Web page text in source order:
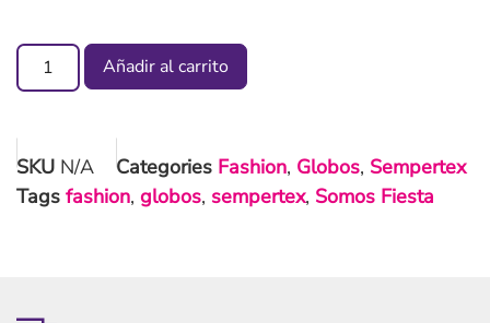
Añadir al carrito
SKU N/A Categories Fashion, Globos, Sempertex
Tags fashion, globos, sempertex, Somos Fiesta